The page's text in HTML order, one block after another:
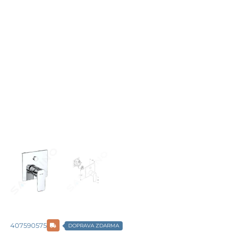
407590575 DOPRAVA ZDARMA